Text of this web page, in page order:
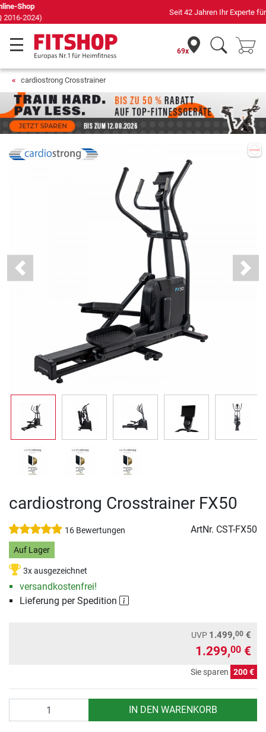
Seit 42 Jahren Ihr Experte für Heimfitness
69x
cardiostrong Crosstrainer
Previous Next
cardiostrong Crosstrainer FX50
16 Bewertungen ArtNr. CST-FX50
Auf Lager
3x ausgezeichnet
versandkostenfrei!
Lieferung per Spedition
UVP 1.499,00 €
1.299,00 €
Sie sparen 200 €
IN DEN WARENKORB